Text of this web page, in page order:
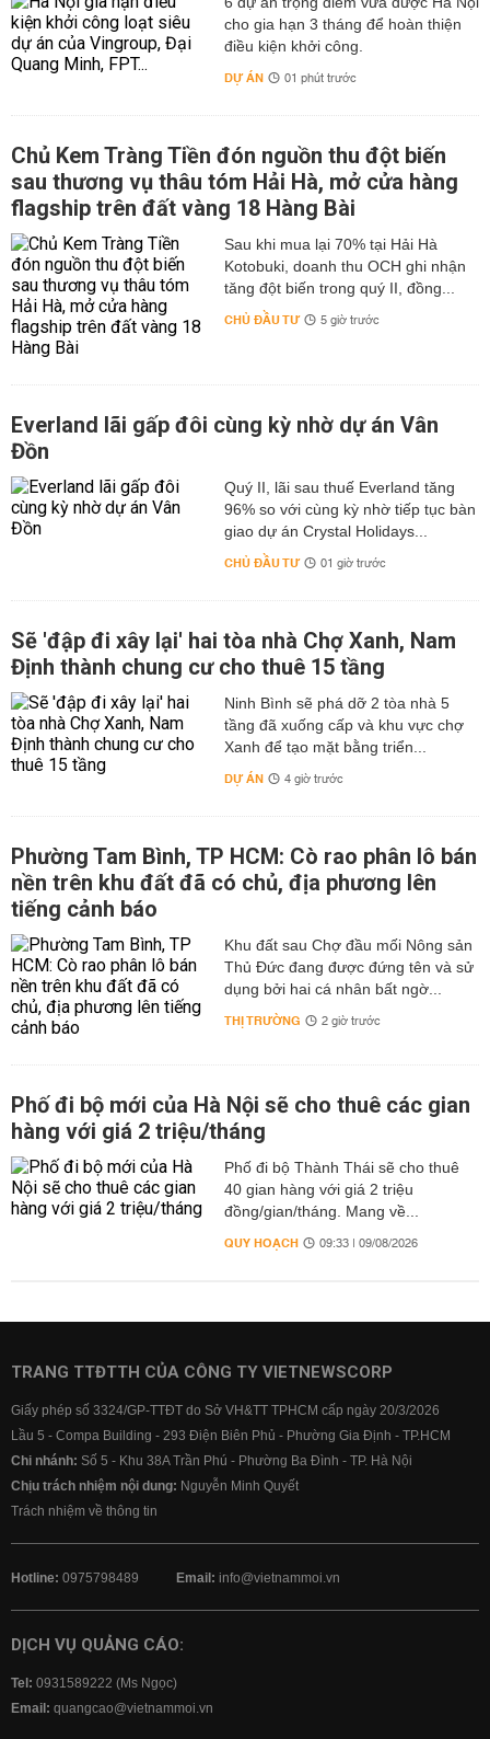
cho gia hạn 3 tháng để hoàn thiện
điều kiện khởi công.
DỰ ÁN 01 phút trước
Chủ Kem Tràng Tiền đón nguồn thu đột biến
sau thương vụ thâu tóm Hải Hà, mở cửa hàng
flagship trên đất vàng 18 Hàng Bài
Sau khi mua lại 70% tại Hải Hà
Kotobuki, doanh thu OCH ghi nhận
tăng đột biến trong quý II, đồng...
CHỦ ĐẦU TƯ 5 giờ trước
Everland lãi gấp đôi cùng kỳ nhờ dự án Vân
Đồn
Quý II, lãi sau thuế Everland tăng
96% so với cùng kỳ nhờ tiếp tục bàn
giao dự án Crystal Holidays...
CHỦ ĐẦU TƯ 01 giờ trước
Sẽ 'đập đi xây lại' hai tòa nhà Chợ Xanh, Nam
Định thành chung cư cho thuê 15 tầng
Ninh Bình sẽ phá dỡ 2 tòa nhà 5
tầng đã xuống cấp và khu vực chợ
Xanh để tạo mặt bằng triển...
DỰ ÁN 4 giờ trước
Phường Tam Bình, TP HCM: Cò rao phân lô bán
nền trên khu đất đã có chủ, địa phương lên
tiếng cảnh báo
Khu đất sau Chợ đầu mối Nông sản
Thủ Đức đang được đứng tên và sử
dụng bởi hai cá nhân bất ngờ...
THỊ TRƯỜNG 2 giờ trước
Phố đi bộ mới của Hà Nội sẽ cho thuê các gian
hàng với giá 2 triệu/tháng
Phố đi bộ Thành Thái sẽ cho thuê
40 gian hàng với giá 2 triệu
đồng/gian/tháng. Mang về...
QUY HOẠCH 09:33 | 09/08/2026
TRANG TTĐTTH CỦA CÔNG TY VIETNEWSCORP
Giấy phép số 3324/GP-TTĐT do Sở VH&TT TPHCM cấp ngày 20/3/2026
Lầu 5 - Compa Building - 293 Điện Biên Phủ - Phường Gia Định - TP.HCM
Chi nhánh: Số 5 - Khu 38A Trần Phú - Phường Ba Đình - TP. Hà Nội
Chịu trách nhiệm nội dung: Nguyễn Minh Quyết
Trách nhiệm về thông tin
Hotline: 0975798489 Email: info@vietnammoi.vn
DỊCH VỤ QUẢNG CÁO:
Tel: 0931589222 (Ms Ngọc)
Email: quangcao@vietnammoi.vn